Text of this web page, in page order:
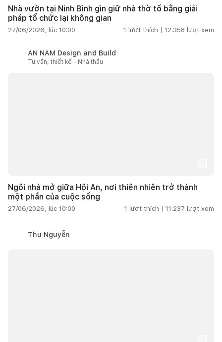
Nhà vườn tại Ninh Bình gìn giữ nhà thờ tổ bằng giải
pháp tổ chức lại không gian
27/06/2026, lúc 10:00 1 lượt thích | 12.358 lượt xem
AN NAM Design and Build
Tư vấn, thiết kế - Nhà thầu
Ngôi nhà mở giữa Hội An, nơi thiên nhiên trở thành
một phần của cuộc sống
27/06/2026, lúc 10:00 1 lượt thích | 11.237 lượt xem
Thu Nguyễn